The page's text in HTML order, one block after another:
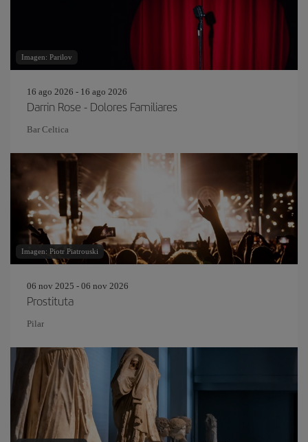
Imagen: Parilov
16 ago 2026 - 16 ago 2026
Darrin Rose - Dolores Familiares
Bar Celtica
Imagen: Piotr Piatrouski
06 nov 2025 - 06 nov 2026
Prostituta
Pilar